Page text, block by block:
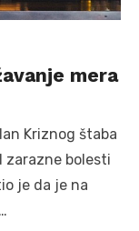
mera
Kriznog štaba
bolesti
je da je na